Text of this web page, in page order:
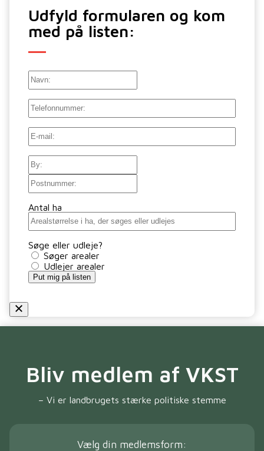
Udfyld formularen og kom
med på listen:
Navn Navn:
Telefon
E-
mail(Påkrævet)
Adresse
Postnr.
Antal ha
Søge eller udleje?
Søger arealer
Udlejer arealer
Put mig på listen
Bliv medlem af VKST
– Vi er landbrugets stærke politiske stemme
Vælg din medlemsform: